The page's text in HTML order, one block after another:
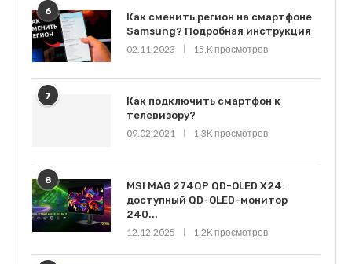
6
Как сменить регион на смартфоне
Samsung? Подробная инструкция
02.11.2023
15,K просмотров
7
Как подключить смартфон к
телевизору?
09.02.2021
1,3K просмотров
8
MSI MAG 274QP QD-OLED X24:
доступный QD-OLED-монитор
240...
12.12.2025
1,2K просмотров